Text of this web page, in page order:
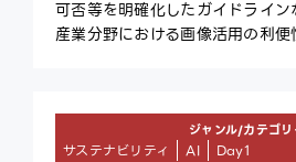
可否等を明確化したガイドライ
産業分野における画像活用の利便
ジャンル/カテゴリ
サステナビリティ AI Day1